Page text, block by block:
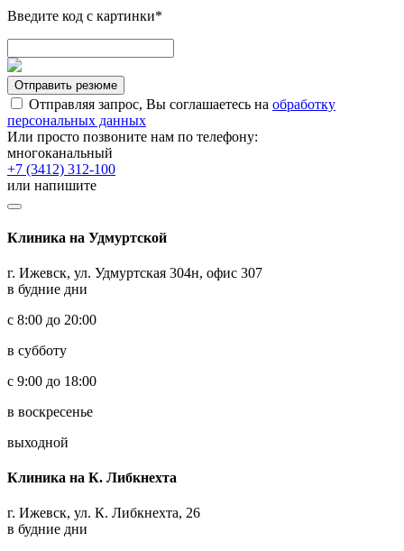
Введите код с картинки*
Отправить резюме
Отправляя запрос, Вы соглашаетесь на обработку
персональных данных
Или просто позвоните нам по телефону:
многоканальный
+7 (3412) 312-100
или напишите
Клиника на Удмуртской
г. Ижевск, ул. Удмуртская 304н, офис 307
в будние дни
с 8:00 до 20:00
в субботу
с 9:00 до 18:00
в воскресенье
выходной
Клиника на К. Либкнехта
г. Ижевск, ул. К. Либкнехта, 26
в будние дни